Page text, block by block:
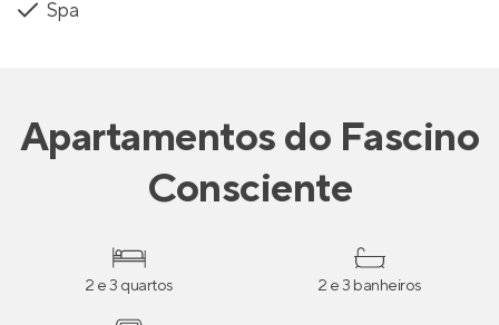
Spa
Apartamentosdo Fascino
Consciente
2 e 3 quartos 2 e 3 banheiros